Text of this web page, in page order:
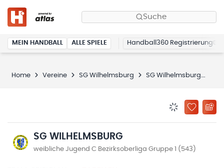
Suche
MEIN HANDBALL ALLE SPIELE Handball360 Registrierung
Home Vereine SG Wilhelmsburg SG Wilhelmsburg
ZU
SG WILHELMSBURG
weibliche Jugend C Bezirksoberliga Gruppe 1 (543)